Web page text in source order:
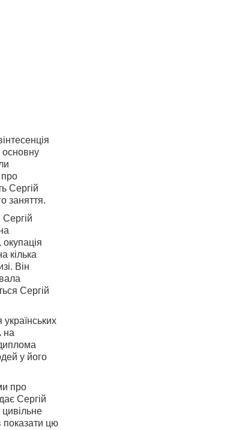
основну
про
Сергій
заняття.
кілька
Він
Сергій
на
у його
про
Сергій
показати цю